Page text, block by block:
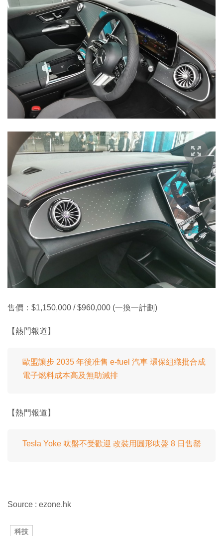
售價：$1,150,000 / $960,000 (一換一計劃)
【熱門報道】
歐盟讓步 2035 年後准售 e-fuel 汽車 環保組織批合成
電子燃料成本高及無助減排
【熱門報道】
Tesla Yoke 呔盤不受歡迎 改裝用圓形呔盤 8 日售罄
Source : ezone.hk
科技